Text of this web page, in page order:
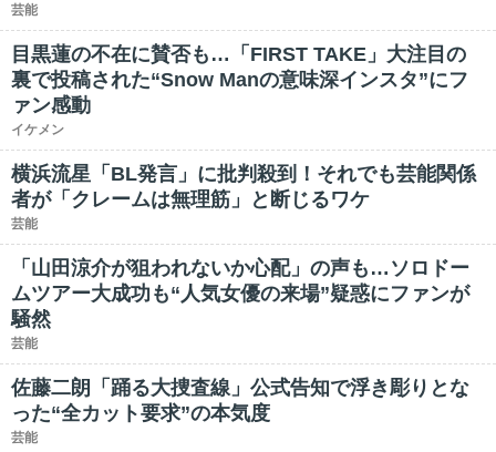
芸能
目黒蓮の不在に賛否も…「FIRST TAKE」大注目の
裏で投稿された“Snow Manの意味深インスタ”にフ
ァン感動
イケメン
横浜流星「BL発言」に批判殺到！それでも芸能関係
者が「クレームは無理筋」と断じるワケ
芸能
「山田涼介が狙われないか心配」の声も…ソロドー
ムツアー大成功も“人気女優の来場”疑惑にファンが
騒然
芸能
佐藤二朗「踊る大捜査線」公式告知で浮き彫りとな
った“全カット要求”の本気度
芸能